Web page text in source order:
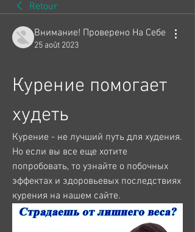
Retour
Внимание! Проверено На Себе
25 août 2023
Курение помогает
худеть
Курение - не лучший путь для худения.
Но если вы все еще хотите
попробовать, то узнайте о побочных
эффектах и здоровьевых последствиях
курения на нашем сайте.